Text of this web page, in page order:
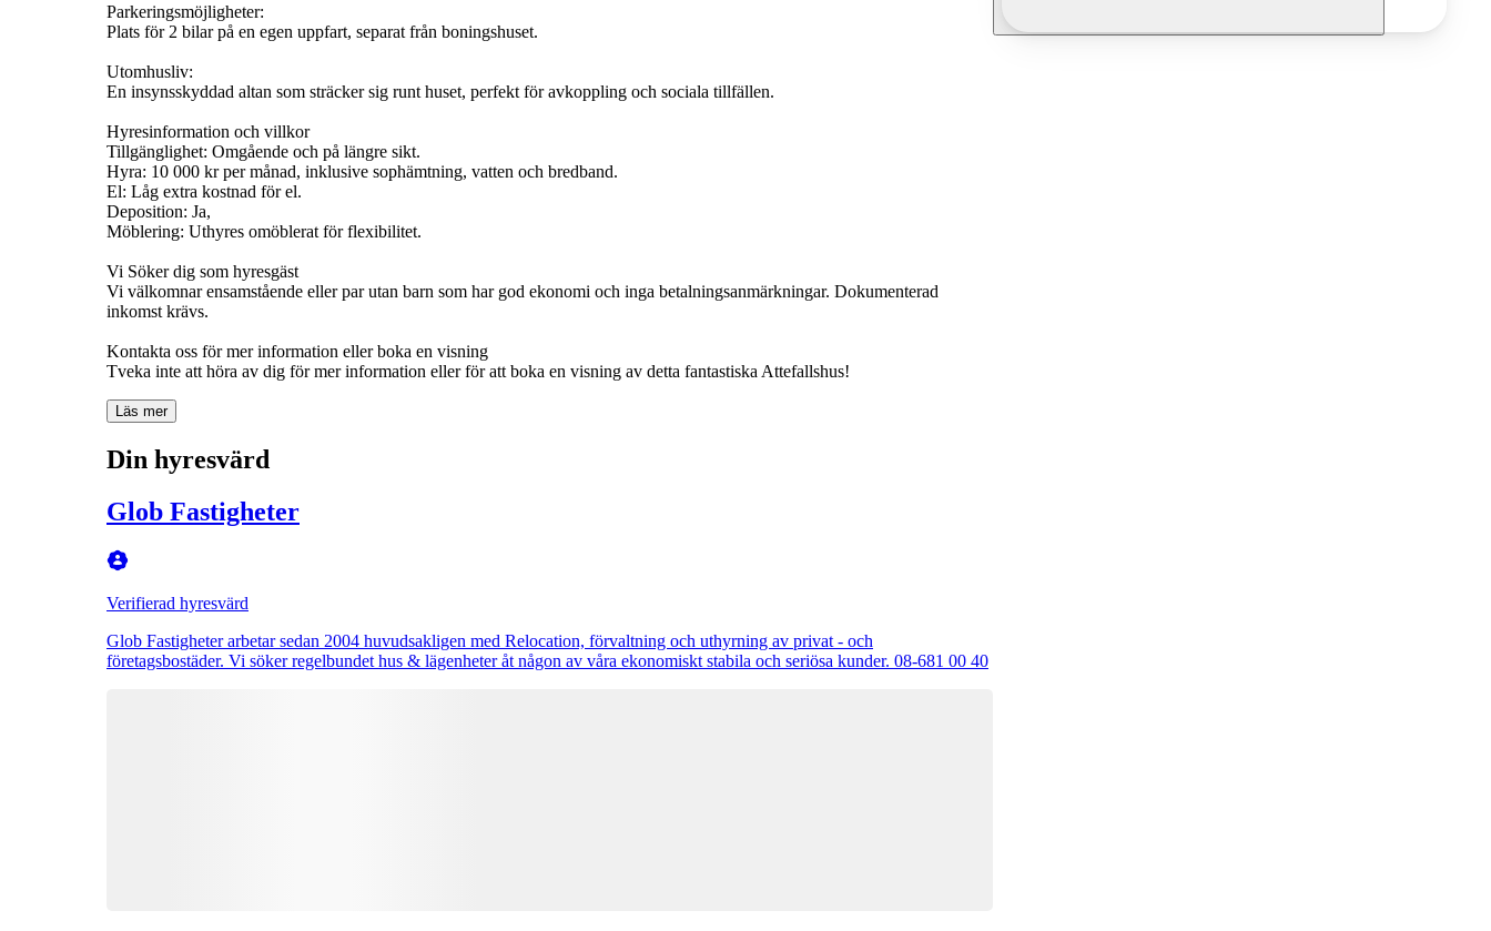
Parkeringsmöjligheter:
Plats för 2 bilar på en egen uppfart, separat från boningshuset.
Utomhusliv:
En insynsskyddad altan som sträcker sig runt huset, perfekt för avkoppling och sociala tillfällen.
Hyresinformation och villkor
Tillgänglighet: Omgående och på längre sikt.
Hyra: 10 000 kr per månad, inklusive sophämtning, vatten och bredband.
El: Låg extra kostnad för el.
Deposition: Ja,
Möblering: Uthyres omöblerat för flexibilitet.
Vi Söker dig som hyresgäst
Vi välkomnar ensamstående eller par utan barn som har god ekonomi och inga betalningsanmärkningar. Dokumenterad
inkomst krävs.
Kontakta oss för mer information eller boka en visning
Tveka inte att höra av dig för mer information eller för att boka en visning av detta fantastiska Attefallshus!
Läs mer
Din hyresvärd
Glob Fastigheter
Verifierad hyresvärd
Glob Fastigheter arbetar sedan 2004 huvudsakligen med Relocation, förvaltning och uthyrning av privat - och
företagsbostäder. Vi söker regelbundet hus & lägenheter åt någon av våra ekonomiskt stabila och seriösa kunder. 08-681 00 40